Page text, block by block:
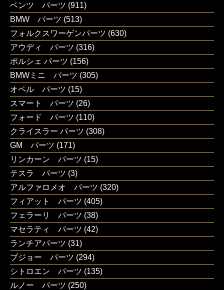
ベンツ パーツ (911)
BMW パーツ (513)
フォルクスワーゲンパーツ (630)
アウディ パーツ (316)
ポルシェ パーツ (156)
BMWミニ パーツ (305)
オペル パーツ (15)
スマート パーツ (26)
フォード パーツ (110)
クライスラー パーツ (308)
GM パーツ (171)
リンカーン パーツ (15)
テスラ パーツ (3)
アルファロメオ パーツ (320)
フィアット パーツ (405)
フェラーリ パーツ (38)
マセラティ パーツ (42)
ランチアパーツ (31)
プジョー パーツ (294)
シトロエン パーツ (135)
ルノー パーツ (250)